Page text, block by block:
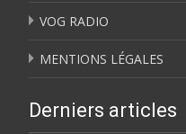
VOG RADIO
MENTIONS LÉGALES
Derniers articles